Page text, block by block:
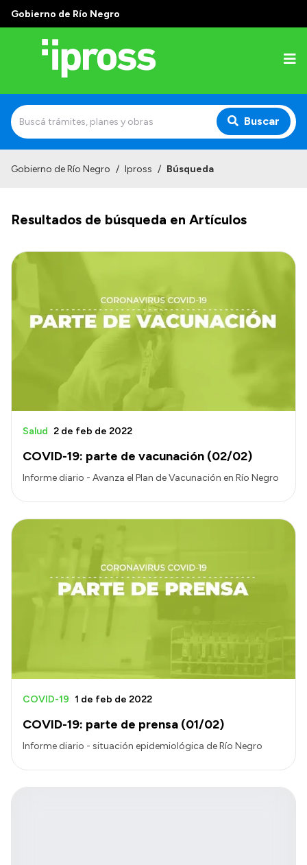
Gobierno de Río Negro
Buscar
¿Qué es IPROSS?
Autoridades
Presentación CV
Transparencia
Licitaciones
Gobierno de Río Negro / Ipross / Búsqueda
Resultados de búsqueda en Artículos
COVID-19: parte de vacunación (02/02)
Salud 2 de feb de 2022
Informe diario - Avanza el Plan de Vacunación en Río Negro
COVID-19: parte de prensa (01/02)
COVID-19 1 de feb de 2022
Informe diario - situación epidemiológica de Río Negro